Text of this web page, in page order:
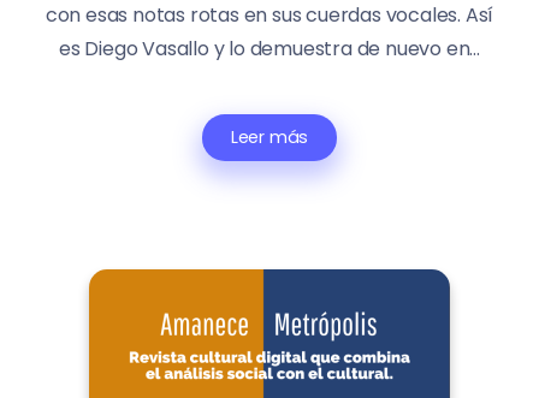
con esas notas rotas en sus cuerdas vocales. Así
es Diego Vasallo y lo demuestra de nuevo en...
Leer más